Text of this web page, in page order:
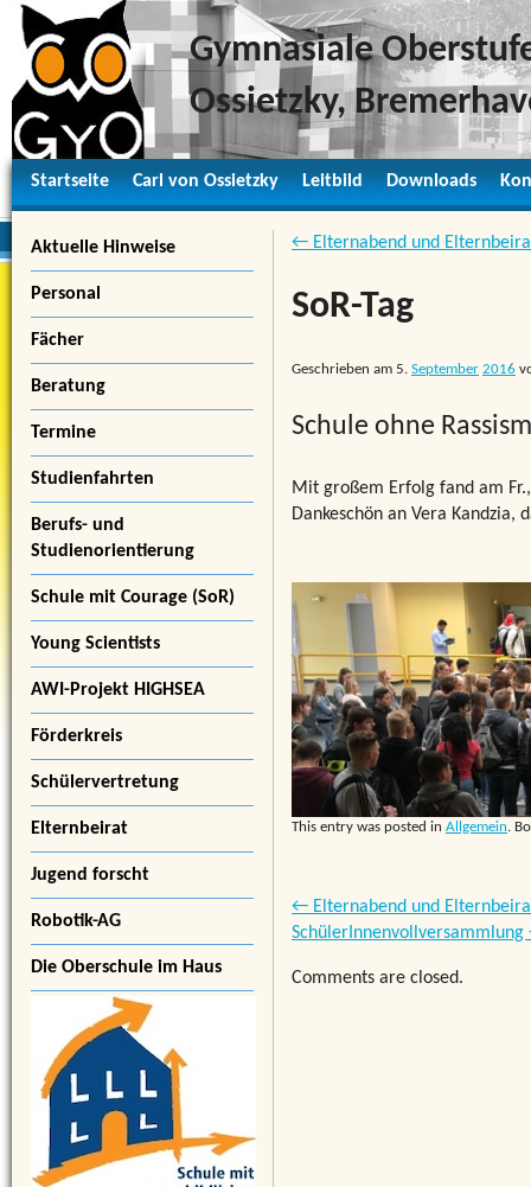
Gymnasiale
Ossietzky,
Startseite Carl von Ossietzky Leitbild Downloads
← Elternabend und
SoR-Tag
Geschrieben am 5. September 2016
Schule ohne
Mit großem Erfolg fand am
Dankeschön an Vera
This entry was posted in Allgemein.
← Elternabend und
SchülerInnenvollversammlung
Comments are closed.
Aktuelle Hinweise
Personal
Fächer
Beratung
Termine
Studienfahrten
Berufs- und
Studienorientierung
Schule mit Courage (SoR)
Young Scientists
AWI-Projekt HIGHSEA
Förderkreis
Schülervertretung
Elternbeirat
Jugend forscht
Robotik-AG
Die Oberschule im Haus